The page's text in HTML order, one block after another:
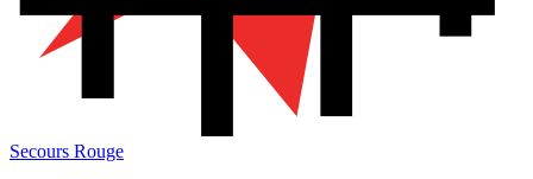
Secours Rouge